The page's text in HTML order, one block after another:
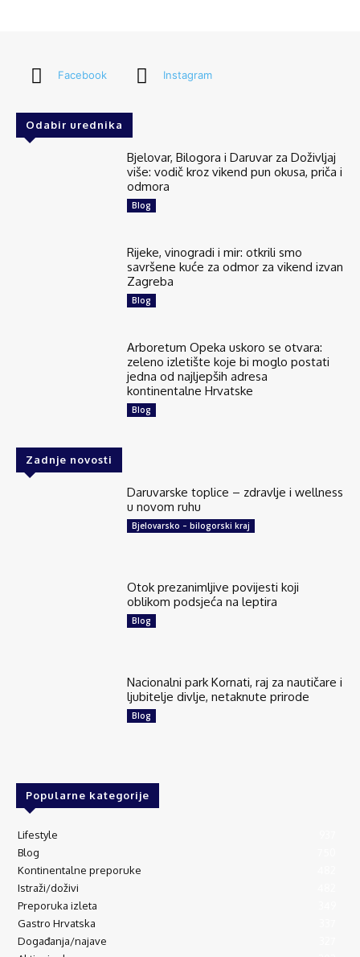
Facebook Instagram
Odabir urednika
Bjelovar, Bilogora i Daruvar za Doživljaj
više: vodič kroz vikend pun okusa, priča i
odmora
Blog
Rijeke, vinogradi i mir: otkrili smo
savršene kuće za odmor za vikend izvan
Zagreba
Blog
Arboretum Opeka uskoro se otvara:
zeleno izletište koje bi moglo postati
jedna od najljepših adresa
kontinentalne Hrvatske
Blog
Zadnje novosti
Daruvarske toplice – zdravlje i wellness
u novom ruhu
Bjelovarsko – bilogorski kraj
Otok prezanimljive povijesti koji
oblikom podsjeća na leptira
Blog
Nacionalni park Kornati, raj za nautičare i
ljubitelje divlje, netaknute prirode
Blog
Popularne kategorije
Lifestyle
Blog
Kontinentalne preporuke
Istraži/doživi
Preporuka izleta
Gastro Hrvatska
Događanja/najave